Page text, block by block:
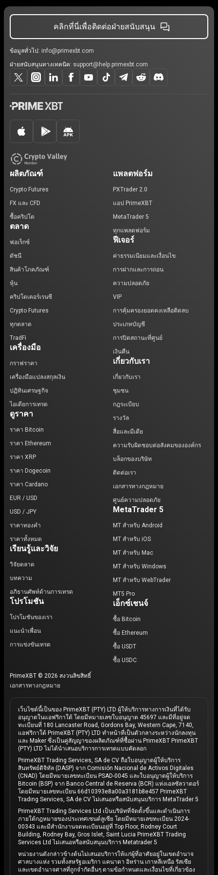
คลิกที่นี่เพื่อติดต่อฝ่ายสนับสนุน
ข้อมูลทั่วไป: info@primexbt.com
ฝ่ายสนับสนุนทางเทคนิค: support@help.primexbt.com
ผลิตภัณฑ์
Crypto Futures
FX และ CFD
ซื้อคริปโต
ตลาด
ฟอเร็กซ์
ดัชนี
สินค้าโภคภัณฑ์
หุ้น
คริปโตเคอร์เรนซี
Crypto Futures
ทุกตลาด
TradFi
เครื่องมือ
กราฟราคา
เครื่องมือแปลงสกุลเงิน
ปฏิทินเศรษฐกิจ
ไอเดียการเทรด
ดูราคา
ราคา Bitcoin
ราคา Ethereum
ราคา XRP
ราคา Dogecoin
ราคา Cardano
EUR / USD
USD / JPY
ราคาทองคำ
ราคาทั้งหมด
เรียนรู้และวิจัย
วิจัยตลาด
บทความ
อภิธานศัพท์ด้านการเทรด
โปรโมชัน
โปรโมชันของเรา
แนะนำเพื่อน
การแข่งขันเทรด
แพลตฟอร์ม
PXTrader 2.0
แอป PrimeXBT
MetaTrader 5
ทุกแพลตฟอร์ม
ฟีเจอร์
ค่าธรรมเนียมและเงื่อนไข
การฝากและการถอน
ความปลอดภัย
VIP
การคุ้มครองยอดคงเหลือติดลบ
ประเภทบัญชี
การปิดสถานะที่ศูนย์
เงินคืน
เกี่ยวกับเรา
เกี่ยวกับเรา
ชุมชน
กฎระเบียบ
รางวัล
สื่อและมีเดีย
ความรับผิดชอบต่อสังคมขององค์กร
บล็อกของบริษัท
ติดต่อเรา
เอกสารทางกฎหมาย
ศูนย์ความปลอดภัย
MetaTrader 5
MT สำหรับ Android
MT สำหรับ iOS
MT สำหรับ Mac
MT สำหรับ Windows
MT สำหรับ WebTrader
MT5 Pro
เอ็กซ์เชนจ์
ซื้อ Bitcoin
ซื้อ Ethereum
ซื้อ USDT
ซื้อ USDC
PrimeXBT © 2026 สงวนลิขสิทธิ์
เอกสารทางกฎหมาย
เว็บไซต์นี้เป็นของ PrimeXBT (PTY) LTD ผู้ให้บริการทางการเงินที่ได้รับ
อนุญาตในแอฟริกาใต้ โดยมีหมายเลขใบอนุญาต 45697 และมีที่อยู่จด
ทะเบียนที่ 180 Lancaster Road, Gordons Bay, Western Cape, 7140,
แอฟริกาใต้ PrimeXBT (PTY) LTD ทำหน้าที่เป็นตัวกลางระหว่างนักลงทุน
และ Maker ซึ่งเป็นคู่สัญญาของผลิตภัณฑ์ที่ซื้อผ่าน PrimeXBT PrimeXBT
(PTY) LTD ไม่ได้นำเสนอบริการการเทรดแบบคัดลอก
PrimeXBT Trading Services, SA de CV ถือใบอนุญาตผู้ให้บริการ
สินทรัพย์ดิจิทัล (DASP) จาก Comisión Nacional de Activos Digitales
(CNAD) โดยมีหมายเลขทะเบียน PSAD-0045 และใบอนุญาตผู้ให้บริการ
Bitcoin (BSP) จาก Banco Central de Reserva (BCR) แห่งเอลซัลวาดอร์
โดยมีหมายเลขทะเบียน 66d10393e8a00a3181b8e457 PrimeXBT
Trading Services, SA de CV ไม่เสนอหรือสนับสนุนบริการ MetaTrader 5
PrimeXBT Trading Services Ltd เป็นบริษัทที่จัดตั้งขึ้นและดำเนินการ
ภายใต้กฎหมายของประเทศเซนต์ลูเซีย โดยมีหมายเลขทะเบียน 2024-
00343 และมีสำนักงานจดทะเบียนอยู่ที่ Top Floor, Rodney Court
Building, Rodney Bay, Gros Islet, Saint Lucia PrimeXBT Trading
Services Ltd ไม่เสนอหรือสนับสนุนบริการ Metatrader 5
หน่วยงานดังกล่าวข้างต้นไม่เสนอบริการให้แก่ผู้ที่อาศัยอยู่ในเขตอำนาจ
ศาลบางแห่ง รวมทั้งสหรัฐอเมริกา แคนาดา อิหร่าน เกาหลีเหนือ รัสเซีย
และเขตอำนาจศาลที่ถูกจำกัดอื่นๆ ตามข้อกำหนดและเงื่อนไขที่เกี่ยวข้อง